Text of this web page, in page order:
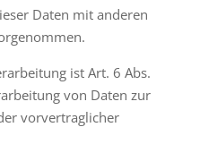
Daten mit anderen
ist Art. 6 Abs.
von Daten zur
vorvertraglicher